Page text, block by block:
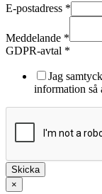
E-postadress *
Meddelande
GDPR-
Meddelande *
GDPR-avtal *
Jag
information så
Skicka
×